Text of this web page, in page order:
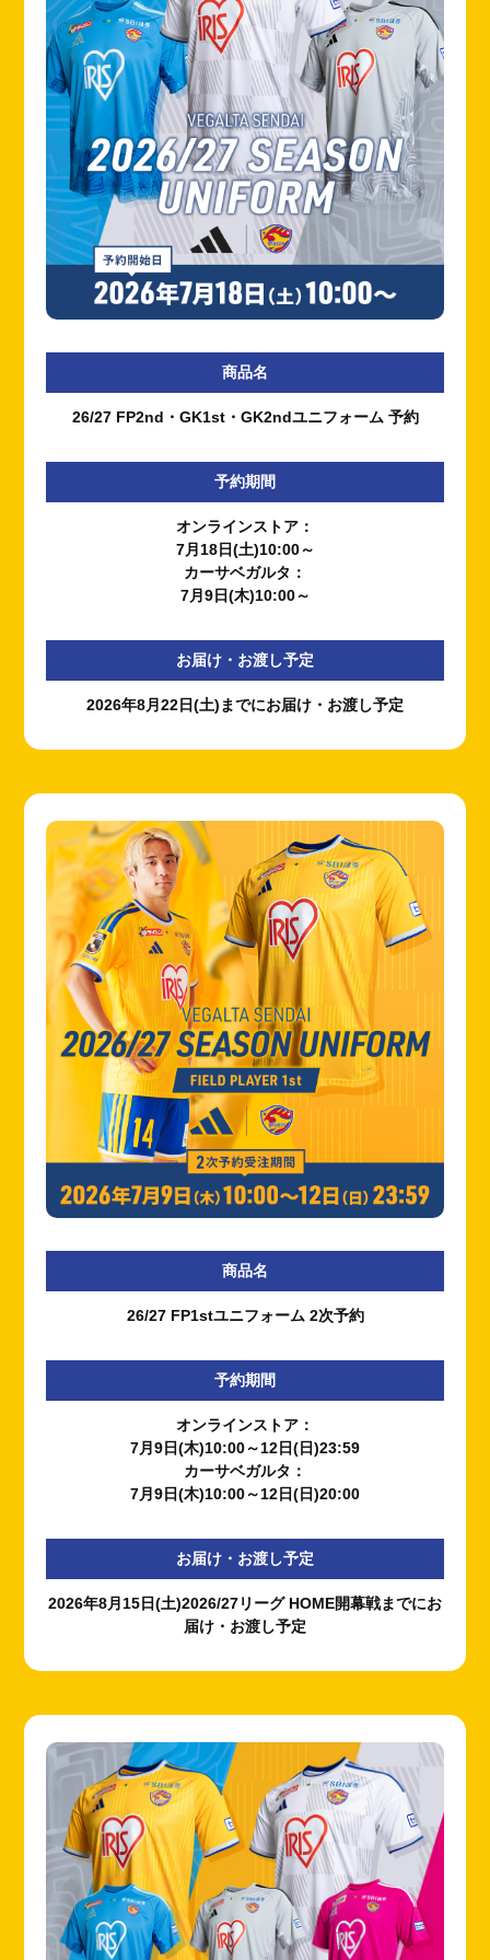
商品名
26/27 FP2nd・GK1st・GK2ndユニフォーム 予約
予約期間
オンラインストア：
7月18日(土)10:00～
カーサベガルタ：
7月9日(木)10:00～
お届け・お渡し予定
2026年8月22日(土)までにお届け・お渡し予定
商品名
26/27 FP1stユニフォーム 2次予約
予約期間
オンラインストア：
7月9日(木)10:00～12日(日)23:59
カーサベガルタ：
7月9日(木)10:00～12日(日)20:00
お届け・お渡し予定
2026年8月15日(土)2026/27リーグ HOME開幕戦までにお
届け・お渡し予定